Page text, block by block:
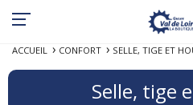
ACCUEIL CONFORT SELLE, TIGE ET
Selle, tige